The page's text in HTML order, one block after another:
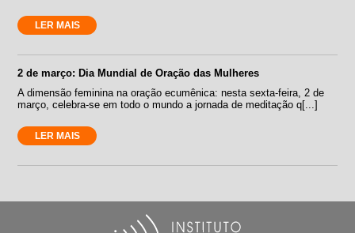
LER MAIS
2 de março: Dia Mundial de Oração das Mulheres
A dimensão feminina na oração ecumênica: nesta sexta-feira, 2 de
março, celebra-se em todo o mundo a jornada de meditação q[...]
LER MAIS